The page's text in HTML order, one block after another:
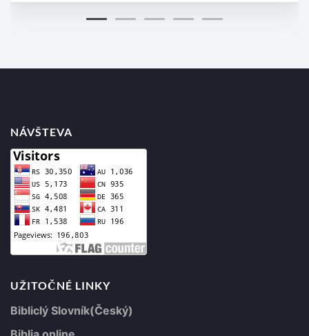
NÁVŠTEVA
UŽITOČNÉ LINKY
Bibliclý Slovník(Český)